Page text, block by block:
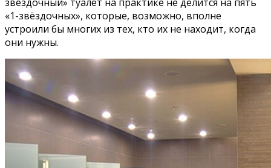
«1-звёздочных», которые, возможно, вполне
устроили бы многих из тех, кто их не находит, когда
они нужны.